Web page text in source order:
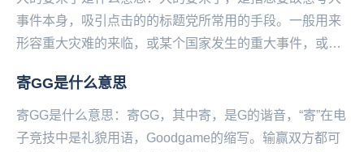
事件本身，吸引点击的的标题党所常用的手段。一般用来
形容重大灾难的来临，或某个国家发生的重大事件，或自
寄GG是什么意思
寄GG是什么意思：寄GG，其中寄，是G的谐音，“寄”在电
子竞技中是礼貌用语，Goodgame的缩写。输赢双方都可